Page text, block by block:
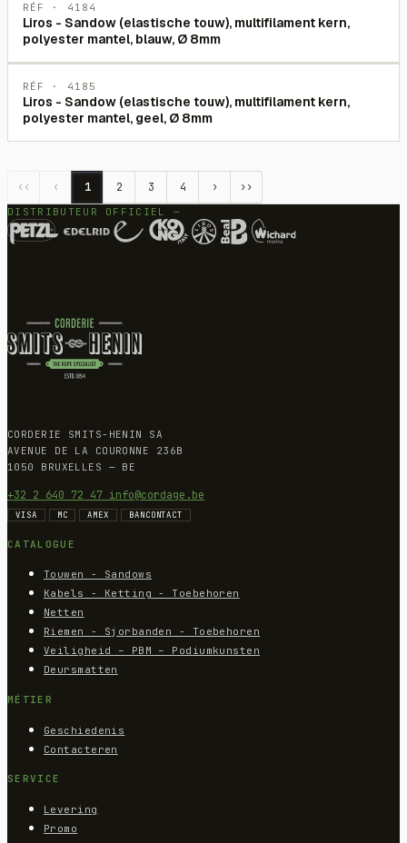
RÉF · 4184
Liros - Sandow (elastische touw), multifilament kern,
polyester mantel, blauw, Ø 8mm
RÉF · 4185
Liros - Sandow (elastische touw), multifilament kern,
polyester mantel, geel, Ø 8mm
‹‹ ‹ 1 2 3 4 › ››
DISTRIBUTEUR OFFICIEL —
CORDERIE SMITS-HENIN SA
AVENUE DE LA COURONNE 236B
1050 BRUXELLES — BE
+32 2 640 72 47 info@cordage.be
VISA MC AMEX BANCONTACT
CATALOGUE
Touwen - Sandows
Kabels - Ketting - Toebehoren
Netten
Riemen - Sjorbanden - Toebehoren
Veiligheid – PBM – Podiumkunsten
Deursmatten
MÉTIER
Geschiedenis
Contacteren
SERVICE
Levering
Promo